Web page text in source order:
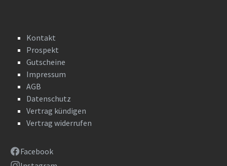
Kontakt
Prospekt
Gutscheine
Impressum
AGB
Datenschutz
Vertrag kündigen
Vertrag widerrufen
Facebook